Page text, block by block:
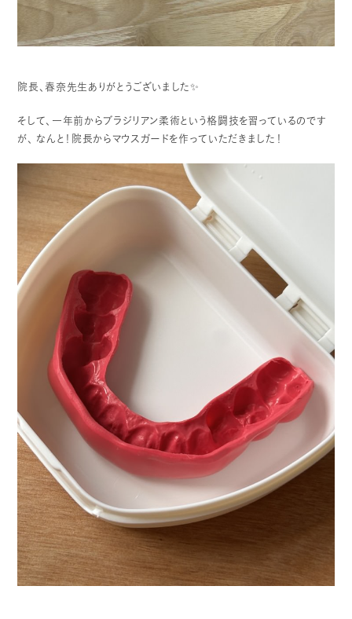
院長、春奈先生ありがとうございました✨
そして、一年前からブラジリアン柔術という格闘技を習っているのです
が、 なんと！院長からマウスガードを作っていただきました！